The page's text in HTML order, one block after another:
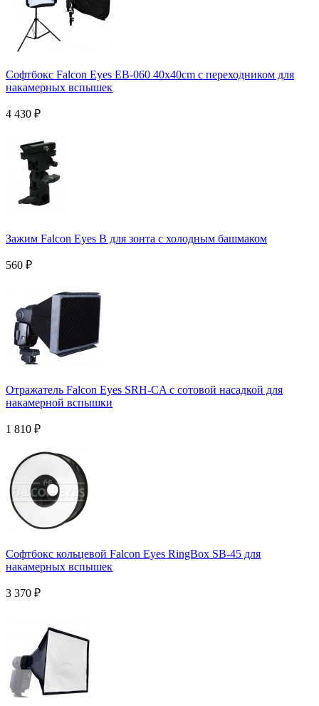
Софтбокс Falcon Eyes EB-060 40x40cm с переходником для
накамерных вспышек
4 430 ₽
Зажим Falcon Eyes B для зонта с холодным башмаком
560 ₽
Отражатель Falcon Eyes SRH-CA с сотовой насадкой для
накамерной вспышки
1 810 ₽
Софтбокс кольцевой Falcon Eyes RingBox SB-45 для
накамерных вспышек
3 370 ₽